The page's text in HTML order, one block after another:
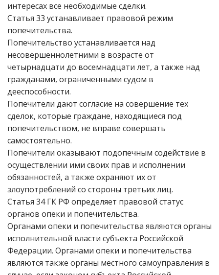
интересах все необходимые сделки.
Статья 33 устанавливает правовой режим
попечительства.
Попечительство устанавливается над
несовершеннолетними в возрасте от
четырнадцати до восемнадцати лет, а также над
гражданами, ограниченными судом в
дееспособности.
Попечители дают согласие на совершение тех
сделок, которые граждане, находящиеся под
попечительством, не вправе совершать
самостоятельно.
Попечители оказывают подопечным содействие в
осуществлении ими своих прав и исполнении
обязанностей, а также охраняют их от
злоупотреблений со стороны третьих лиц.
Статья 34 ГК РФ определяет правовой статус
органов опеки и попечительства.
Органами опеки и попечительства являются органы
исполнительной власти субъекта Российской
Федерации. Органами опеки и попечительства
являются также органы местного самоуправления в